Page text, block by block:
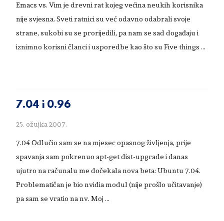
Emacs vs. Vim je drevni rat kojeg većina neukih korisnika
nije svjesna. Sveti ratnici su već odavno odabrali svoje
strane, sukobi su se prorijedili, pa nam se sad događaju i
iznimno korisni članci i usporedbe kao što su Five things …
7.04 i 0.96
25. ožujka 2007.
7.04 Odlučio sam se na mjesec opasnog življenja, prije
spavanja sam pokrenuo apt-get dist-upgrade i danas
ujutro na računalu me dočekala nova beta: Ubuntu 7.04.
Problematičan je bio nvidia modul (nije prošlo učitavanje)
pa sam se vratio na nv. Moj …